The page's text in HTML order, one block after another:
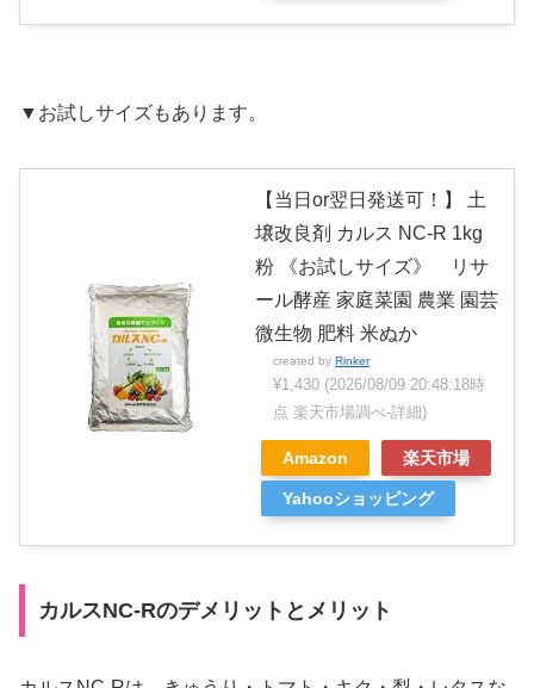
▼お試しサイズもあります。
【当日or翌日発送可！】 土
壌改良剤 カルス NC-R 1kg
粉 《お試しサイズ》 リサ
ール酵産 家庭菜園 農業 園芸
微生物 肥料 米ぬか
created by Rinker
¥1,430 (2026/08/09 20:48:18時
点 楽天市場調べ-詳細)
Amazon 楽天市場
Yahooショッピング
カルスNC-Rのデメリットとメリット